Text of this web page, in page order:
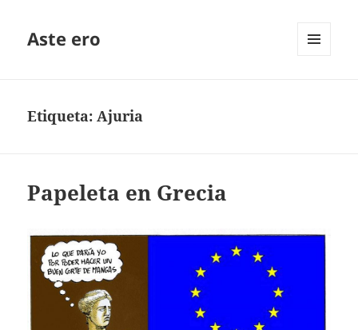
Aste ero
Etiqueta:Ajuria
Papeleta en Grecia